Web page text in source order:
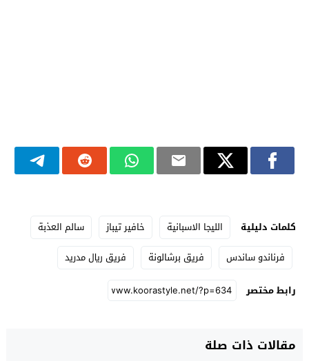
كلمات دليلية الليجا الاسبانية خافير تيباز
سالم العذبة
فرناندو ساندس
فريق برشالونة
فريق ريال مدريد
رابط مختصر
مقالات ذات صلة